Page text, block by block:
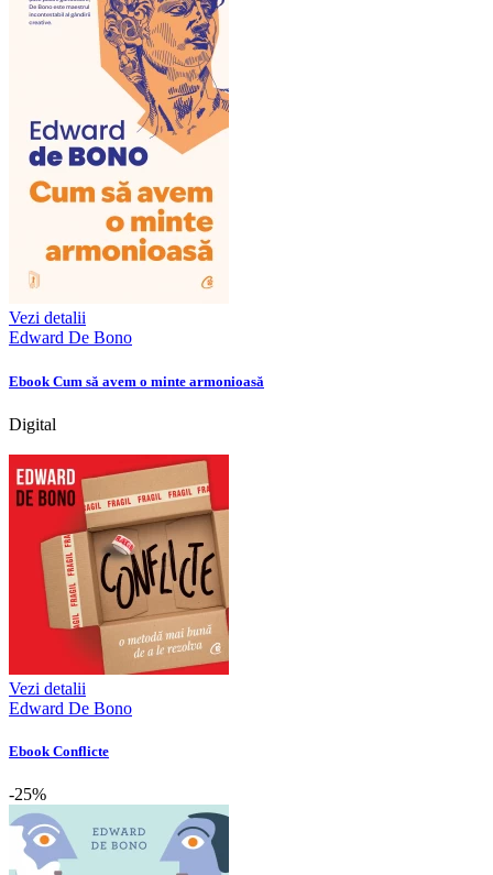
Vezi detalii
Edward De Bono
Ebook Cum să avem o minte armonioasă
Digital
Vezi detalii
Edward De Bono
Ebook Conflicte
-25%